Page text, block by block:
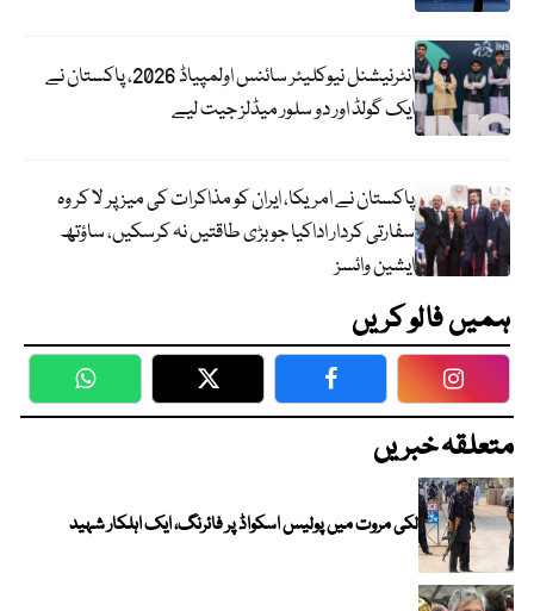
انٹرنیشنل نیوکلیئر سائنس اولمپیاڈ 2026، پاکستان نے
ایک گولڈ اور دو سلور میڈلز جیت لیے
پاکستان نے امریکا، ایران کو مذاکرات کی میز پر لا کر وہ
سفارتی کردار اداکیا جو بڑی طاقتیں نہ کرسکیں، ساؤتھ
ایشین وائسز
ہمیں فالو کریں
WhatsApp Twitter Facebook
متعلقہ خبریں
لکی مروت میں پولیس اسکواڈ پر فائرنگ، ایک اہلکار شہید